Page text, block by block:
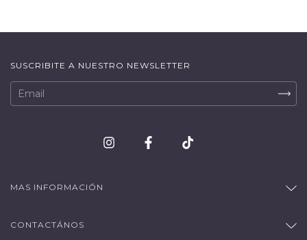
SUSCRIBITE A NUESTRO NEWSLETTER
MAS INFORMACIÓN
CONTACTÁNOS